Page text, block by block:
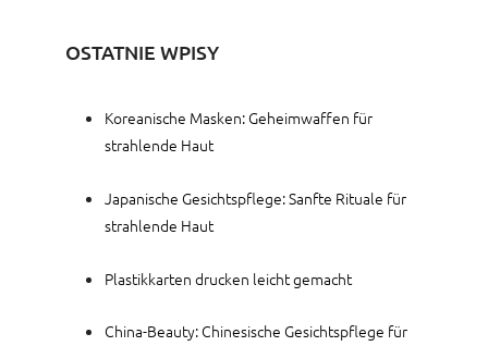
OSTATNIE WPISY
Koreanische Masken: Geheimwaffen für
strahlende Haut
Japanische Gesichtspflege: Sanfte Rituale für
strahlende Haut
Plastikkarten drucken leicht gemacht
China-Beauty: Chinesische Gesichtspflege für